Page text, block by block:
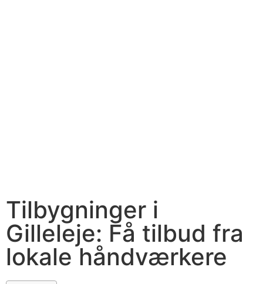
Tilbygninger i
Gilleleje: Få tilbud fra
lokale håndværkere